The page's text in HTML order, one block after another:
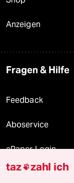
Anzeigen
Fragen & Hilfe
Feedback
Aboservice
ePaper Login
Downloads für
taz zahl ich